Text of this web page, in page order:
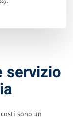
servizio
sono un